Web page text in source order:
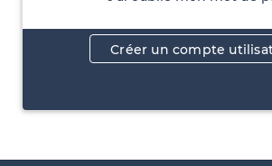
Créer un compte